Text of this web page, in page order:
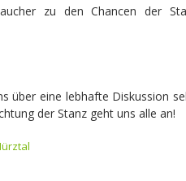
zu den Chancen der
über eine lebhafte Diskussion
der Stanz geht uns alle an!